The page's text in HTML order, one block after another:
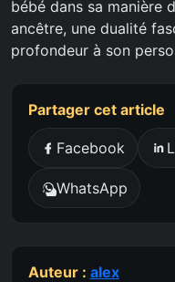
bébé dans sa manière
ancêtre, une dualité
profondeur à son
Partager cet article
Facebook
WhatsApp
Auteur : alex